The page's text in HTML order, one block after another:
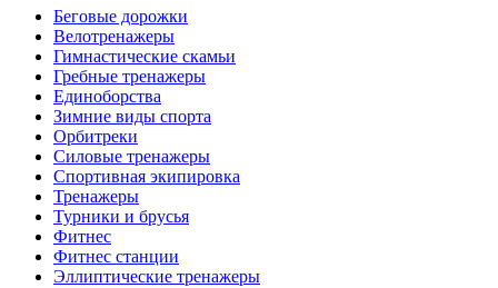
Беговые дорожки
Велотренажеры
Гимнастические скамьи
Гребные тренажеры
Единоборства
Зимние виды спорта
Орбитреки
Силовые тренажеры
Спортивная экипировка
Тренажеры
Турники и брусья
Фитнес
Фитнес станции
Эллиптические тренажеры